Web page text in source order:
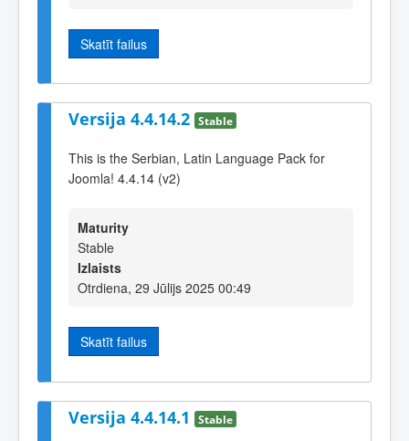
Skatīt failus
Versija 4.4.14.2 Stable
This is the Serbian, Latin Language Pack for
Joomla! 4.4.14 (v2)
Maturity
Stable
Izlaists
Otrdiena, 29 Jūlijs 2025 00:49
Skatīt failus
Versija 4.4.14.1 Stable